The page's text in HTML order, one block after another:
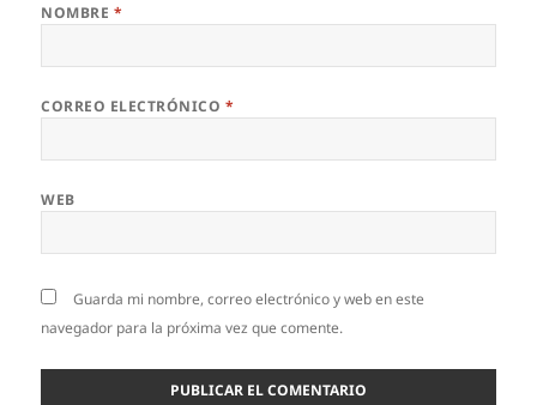
NOMBRE *
CORREO ELECTRÓNICO *
WEB
Guarda mi nombre, correo electrónico y web en este
navegador para la próxima vez que comente.